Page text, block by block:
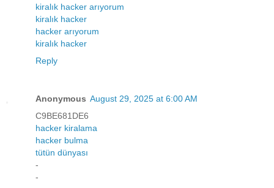
kiralık hacker arıyorum
kiralık hacker
hacker arıyorum
kiralık hacker
Reply
Anonymous August 29, 2025 at 6:00 AM
C9BE681DE6
hacker kiralama
hacker bulma
tütün dünyası
-
-